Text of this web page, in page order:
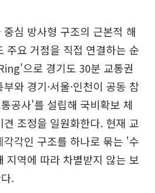
심 방사형 구조의 근본적 해
주요 거점을 직접 연결하는 순
으로 경기도 30분 교통권
와 경기·서울·인천이 공동 참
공사'를 설립해 국비확보 체
조정을 일원화한다. 현재 교
각각인 구조를 하나로 묶는 '수
지역에 따라 차별받지 않는 보
.